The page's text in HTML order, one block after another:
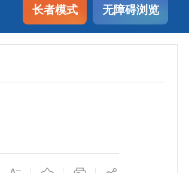
长者模式 无障碍浏览